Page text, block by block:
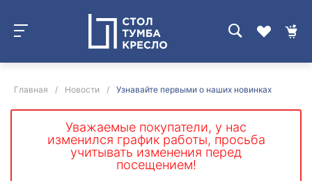
Главная / Новости / Узнавайте первыми о наших новинках
Уважаемые покупатели, у нас
изменился график работы, просьба
учитывать изменения перед
посещением!